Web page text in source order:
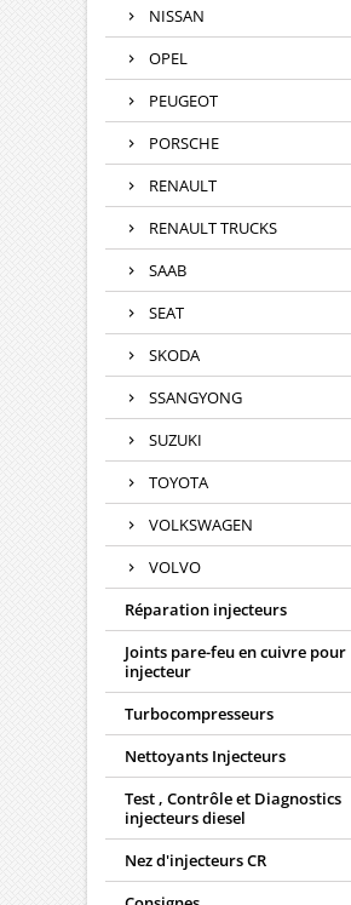
NISSAN
OPEL
PEUGEOT
PORSCHE
RENAULT
RENAULT TRUCKS
SAAB
SEAT
SKODA
SSANGYONG
SUZUKI
TOYOTA
VOLKSWAGEN
VOLVO
Réparation injecteurs
Joints pare-feu en cuivre pour
injecteur
Turbocompresseurs
Nettoyants Injecteurs
Test , Contrôle et Diagnostics
injecteurs diesel
Nez d'injecteurs CR